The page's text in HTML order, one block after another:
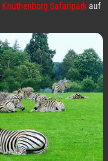
Knuthenborg Safaripark auf